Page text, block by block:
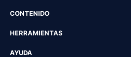
CONTENIDO
HERRAMIENTAS
AYUDA